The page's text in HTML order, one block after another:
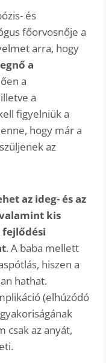
és
főorvosnője a
arra, hogy
a
a
a
figyelniük a
hogy már a
az
az ideg- és az
kis
fejlődési
. A baba mellett
hiszen a
hathat.
(elhúzódó
csak az anyát,